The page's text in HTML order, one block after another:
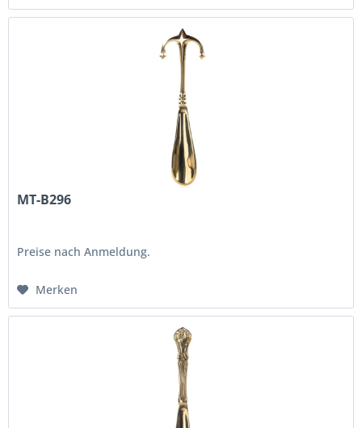
MT-B296
Preise nach Anmeldung.
Merken